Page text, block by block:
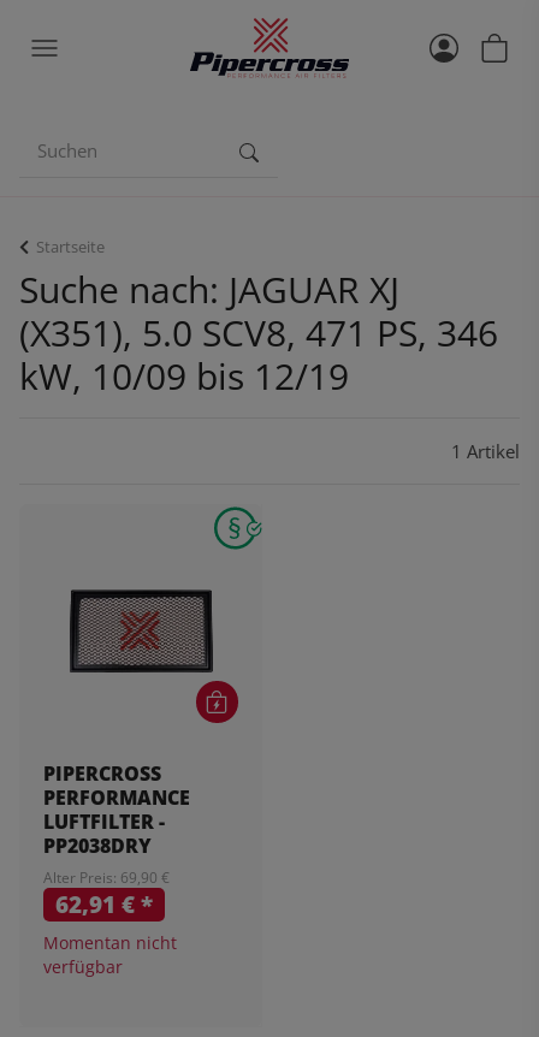
Startseite
Suche nach: JAGUAR XJ
(X351), 5.0 SCV8, 471 PS, 346
kW, 10/09 bis 12/19
1 Artikel
PIPERCROSS
PERFORMANCE
LUFTFILTER -
PP2038DRY
Alter Preis: 69,90 €
62,91 €*
Momentan nicht
verfügbar